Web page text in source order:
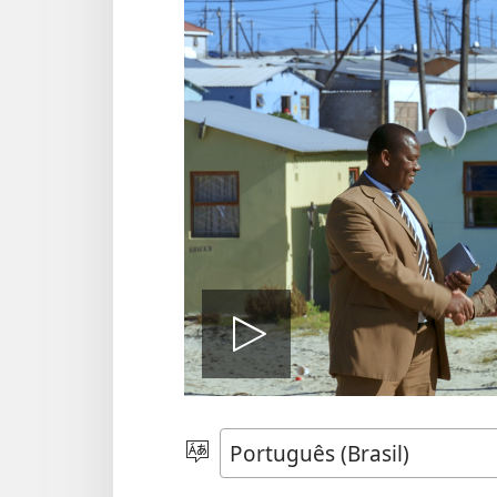
vídeo
Escolher
idioma